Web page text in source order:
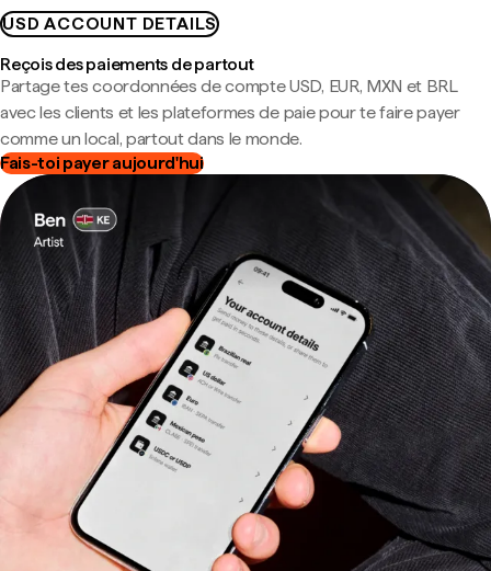
USD ACCOUNT DETAILS
Reçois des paiements de partout
Partage tes coordonnées de compte USD, EUR, MXN et BRL
avec les clients et les plateformes de paie pour te faire payer
comme un local, partout dans le monde.
Fais-toi payer aujourd'hui